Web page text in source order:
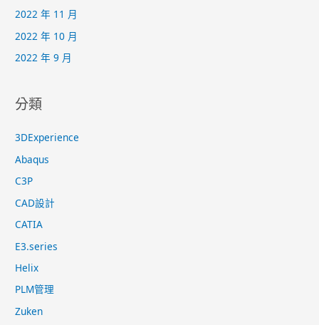
2022 年 11 月
2022 年 10 月
2022 年 9 月
分類
3DExperience
Abaqus
C3P
CAD設計
CATIA
E3.series
Helix
PLM管理
Zuken